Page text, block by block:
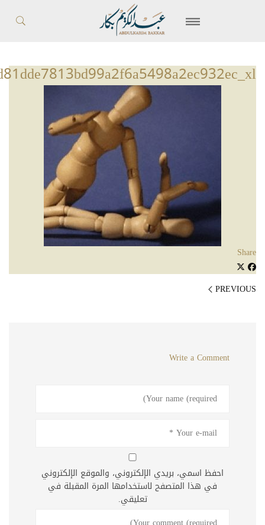
Share
PREVIOUS
Write a Comment
احفظ اسمي، بريدي الإلكتروني، والموقع الإلكتروني
في هذا المتصفح لاستخدامها المرة المقبلة في
تعليقي.